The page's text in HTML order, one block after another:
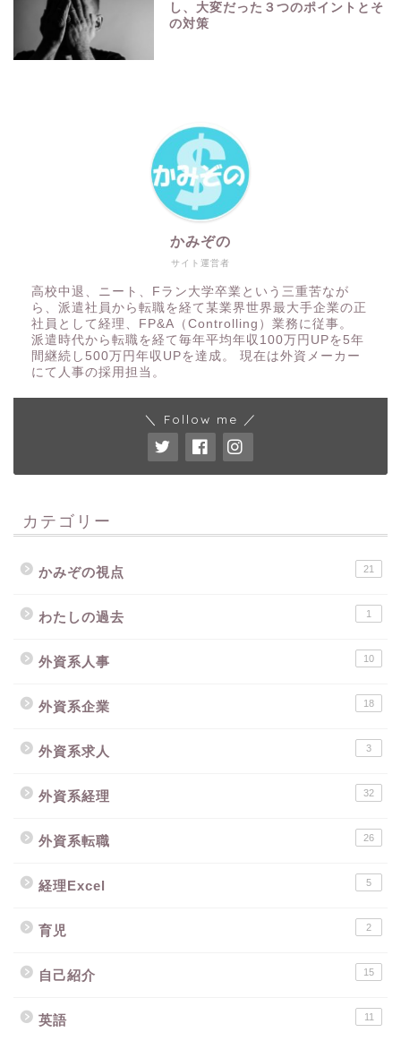
し、大変だった３つのポイントとそ
の対策
サイト運営者
かみぞの
高校中退、ニート、Fラン大学卒業という三重苦なが
ら、派遣社員から転職を経て某業界世界最大手企業の正
社員として経理、FP&A（Controlling）業務に従事。
派遣時代から転職を経て毎年平均年収100万円UPを5年
間継続し500万円年収UPを達成。 現在は外資メーカー
にて人事の採用担当。
＼ Follow me ／
カテゴリー
かみぞの視点 21
わたしの過去 1
外資系人事 10
外資系企業 18
外資系求人 3
外資系経理 32
外資系転職 26
経理Excel 5
育児 2
自己紹介 15
英語 11